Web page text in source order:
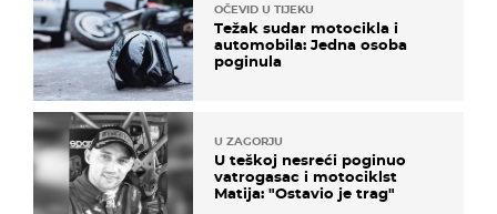
OČEVID U TIJEKU
Težak sudar motocikla i
automobila: Jedna osoba
poginula
U ZAGORJU
U teškoj nesreći poginuo
vatrogasac i motociklst
Matija: "Ostavio je trag"